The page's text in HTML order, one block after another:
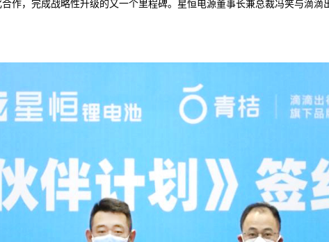
作，完成战略性升级的又一个里程碑。星恒电源董事长兼总裁冯笑与滴